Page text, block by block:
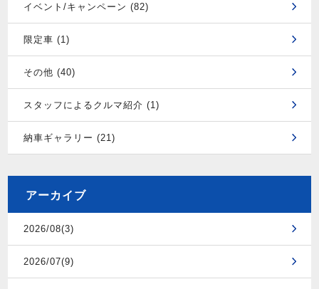
イベント/キャンペーン (82)
限定車 (1)
その他 (40)
スタッフによるクルマ紹介 (1)
納車ギャラリー (21)
アーカイブ
2026/08(3)
2026/07(9)